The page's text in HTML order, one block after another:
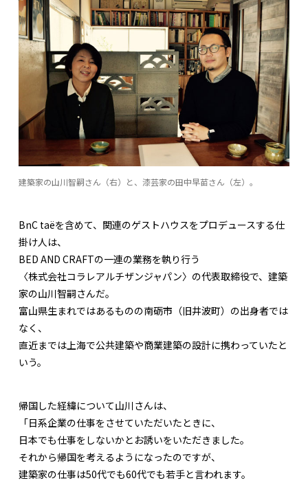
建築家の山川智嗣さん（右）と、漆芸家の田中早苗さん（左）。
BnC taëを含めて、関連のゲストハウスをプロデュースする仕
掛け人は、
BED AND CRAFTの一連の業務を執り行う
〈株式会社コラレアルチザンジャパン〉の代表取締役で、建築
家の山川智嗣さんだ。
富山県生まれではあるものの南砺市（旧井波町）の出身者では
なく、
直近までは上海で公共建築や商業建築の設計に携わっていたと
いう。
帰国した経緯について山川さんは、
「日系企業の仕事をさせていただいたときに、
日本でも仕事をしないかとお誘いをいただきました。
それから帰国を考えるようになったのですが、
建築家の仕事は50代でも60代でも若手と言われます。